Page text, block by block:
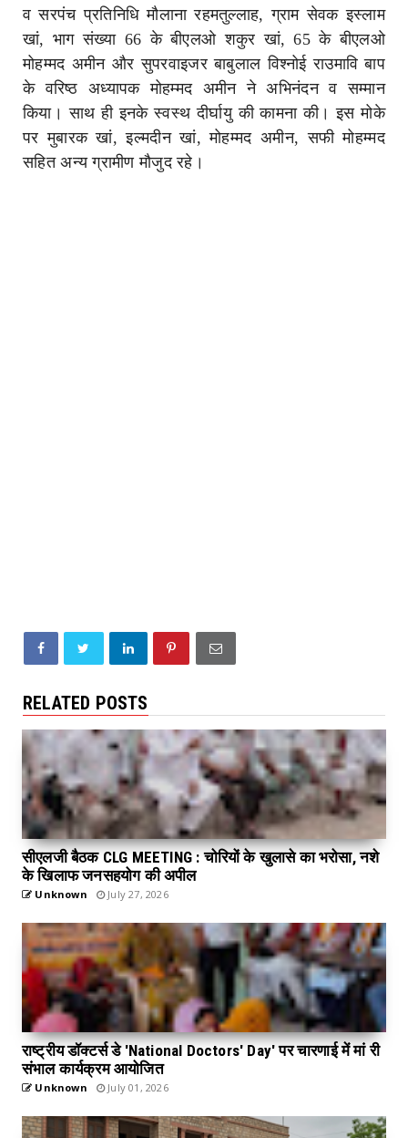
व सरपंच प्रतिनिधि मौलाना रहमतुल्लाह, ग्राम सेवक इस्लाम
खां, भाग संख्या 66 के बीएलओ शकुर खां, 65 के बीएलओ
मोहम्मद अमीन और सुपरवाइजर बाबुलाल विश्नोई राउमावि बाप
के वरिष्ठ अध्यापक मोहम्मद अमीन ने अभिनंदन व सम्मान
किया। साथ ही इनके स्वस्थ दीर्घायु की कामना की। इस मोके
पर मुबारक खां, इल्मदीन खां, मोहम्मद अमीन, सफी मोहम्मद
सहित अन्य ग्रामीण मौजुद रहे।
RELATED POSTS
सीएलजी बैठक CLG MEETING : चोरियों के खुलासे का भरोसा, नशे
के खिलाफ जनसहयोग की अपील
Unknown July 27, 2026
राष्ट्रीय डॉक्टर्स डे 'National Doctors' Day' पर चारणाई में मां री
संभाल कार्यक्रम आयोजित
Unknown July 01, 2026